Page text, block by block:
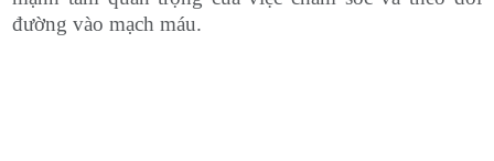
đường vào mạch máu.